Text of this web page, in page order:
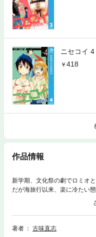
ニセコイ 4
418
作品情報
新学期、文化祭の劇でロミオ
だが海旅行以来、楽に冷たい
ット役は小咲に決まり、つい
著者
古味直志